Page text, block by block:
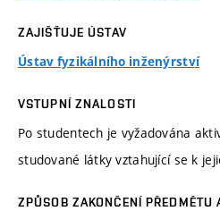
ZAJIŠŤUJE ÚSTAV
Ústav fyzikálního inženýrství
VSTUPNÍ ZNALOSTI
Po studentech je vyžadována
studované látky vztahující se k
ZPŮSOB ZAKONČENÍ PŘEDMĚTU